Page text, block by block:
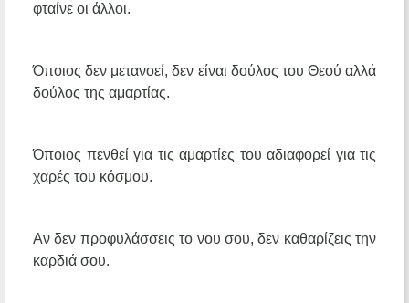
φταίνε οι άλλοι.
Όποιος δεν μετανοεί, δεν είναι δούλος του Θεού αλλά
δούλος της αμαρτίας.
Όποιος πενθεί για τις αμαρτίες του αδιαφορεί για τις
χαρές του κόσμου.
Αν δεν προφυλάσσεις το νου σου, δεν καθαρίζεις την
καρδιά σου.